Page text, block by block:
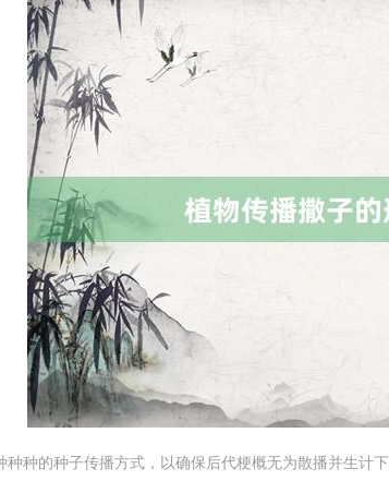
种的种子传播方式，以确保后代梗概无为散播并生计